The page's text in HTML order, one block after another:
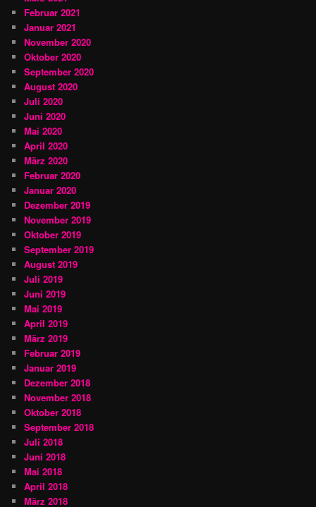
Februar 2021
Januar 2021
November 2020
Oktober 2020
September 2020
August 2020
Juli 2020
Juni 2020
Mai 2020
April 2020
März 2020
Februar 2020
Januar 2020
Dezember 2019
November 2019
Oktober 2019
September 2019
August 2019
Juli 2019
Juni 2019
Mai 2019
April 2019
März 2019
Februar 2019
Januar 2019
Dezember 2018
November 2018
Oktober 2018
September 2018
Juli 2018
Juni 2018
Mai 2018
April 2018
März 2018